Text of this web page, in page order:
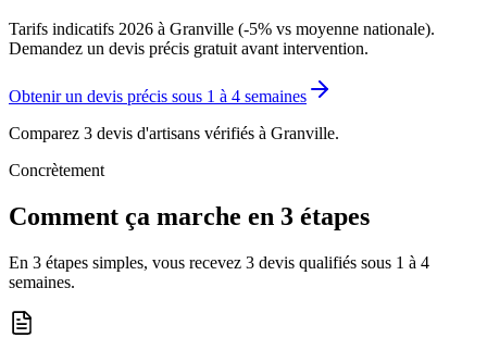
Tarifs indicatifs 2026 à Granville (-5% vs moyenne nationale).
Demandez un devis précis gratuit avant intervention.
Obtenir un devis précis sous 1 à 4 semaines
Comparez 3 devis d'artisans vérifiés à Granville.
Concrètement
Comment ça marche en 3 étapes
En 3 étapes simples, vous recevez 3 devis qualifiés sous 1 à 4
semaines.